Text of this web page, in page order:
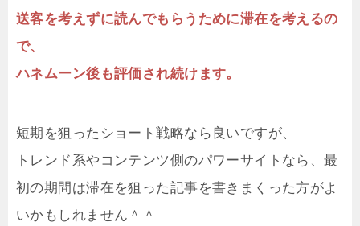
送客を考えずに読んでもらうために滞在を考えるの
で、
ハネムーン後も評価され続けます。
短期を狙ったショート戦略なら良いですが、
トレンド系やコンテンツ側のパワーサイトなら、最
初の期間は滞在を狙った記事を書きまくった方がよ
いかもしれません＾＾